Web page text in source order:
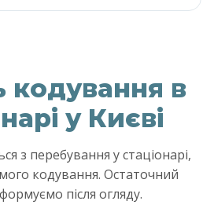
кодування в
у Києві
з перебування у стаціонарі,
кодування. Остаточний
після огляду.